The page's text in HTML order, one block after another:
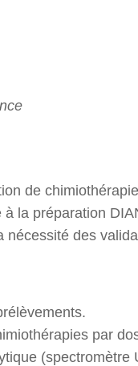
de
à la préparation
des
par
(spectromètre